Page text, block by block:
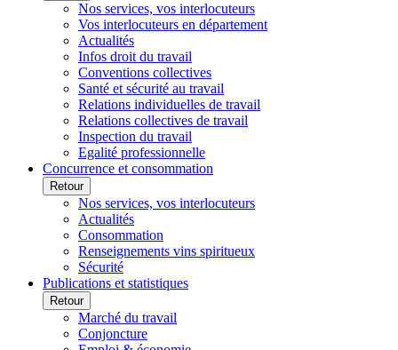
Nos services, vos interlocuteurs
Vos interlocuteurs en département
Actualités
Infos droit du travail
Conventions collectives
Santé et sécurité au travail
Relations individuelles de travail
Relations collectives de travail
Inspection du travail
Egalité professionnelle
Concurrence et consommation
Retour
Nos services, vos interlocuteurs
Actualités
Consommation
Renseignements vins spiritueux
Sécurité
Publications et statistiques
Retour
Marché du travail
Conjoncture